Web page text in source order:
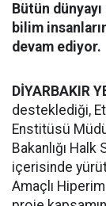
Bütün
bilim
devam ediyor.
DİYARBAKIR
desteklediği,
Enstitüsü
Bakanlığı
içerisinde
Amaçlı